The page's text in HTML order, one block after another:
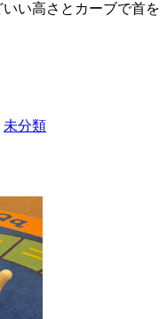
い高さとカーブで首を
未分類